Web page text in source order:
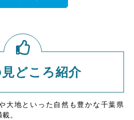
どころ紹介
大地といった自然も豊かな千葉県
。